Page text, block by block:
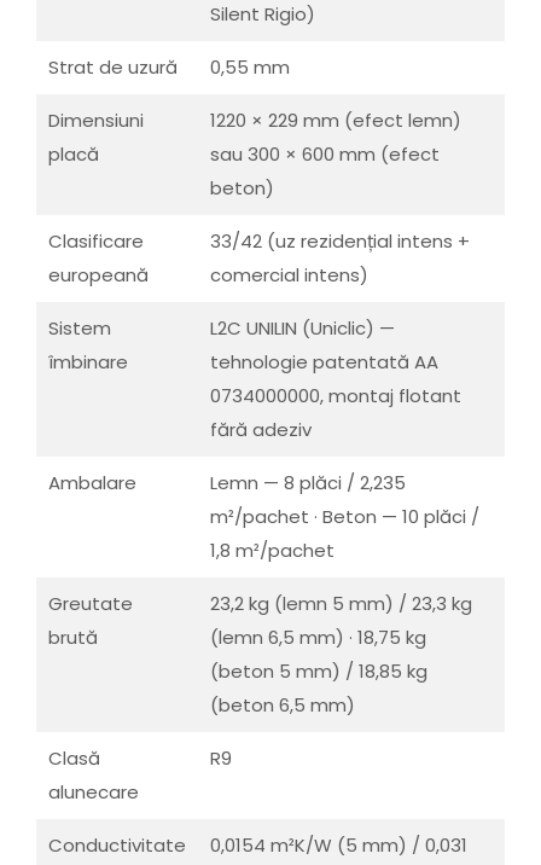
Silent Rigio)
Strat de uzură 0,55 mm
Dimensiuni
placă
1220 × 229 mm (efect lemn)
sau 300 × 600 mm (efect
beton)
Clasificare
europeană
33/42 (uz rezidențial intens +
comercial intens)
Sistem
îmbinare
L2C UNILIN (Uniclic) —
tehnologie patentată AA
0734000000, montaj flotant
fără adeziv
Ambalare
Lemn — 8 plăci / 2,235
m²/pachet · Beton — 10 plăci /
1,8 m²/pachet
Greutate
brută
23,2 kg (lemn 5 mm) / 23,3 kg
(lemn 6,5 mm) · 18,75 kg
(beton 5 mm) / 18,85 kg
(beton 6,5 mm)
Clasă
alunecare
R9
Conductivitate 0,0154 m²K/W (5 mm) / 0,031